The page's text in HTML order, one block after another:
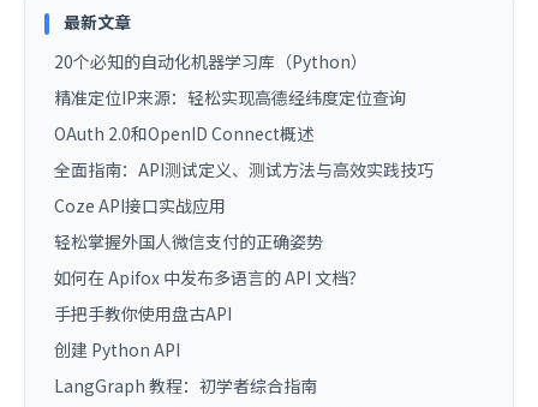
最新文章
20个必知的自动化机器学习库（Python）
精准定位IP来源：轻松实现高德经纬度定位查询
OAuth 2.0和OpenID Connect概述
全面指南：API测试定义、测试方法与高效实践技巧
Coze API接口实战应用
轻松掌握外国人微信支付的正确姿势
如何在 Apifox 中发布多语言的 API 文档？
手把手教你使用盘古API
创建 Python API
LangGraph 教程：初学者综合指南